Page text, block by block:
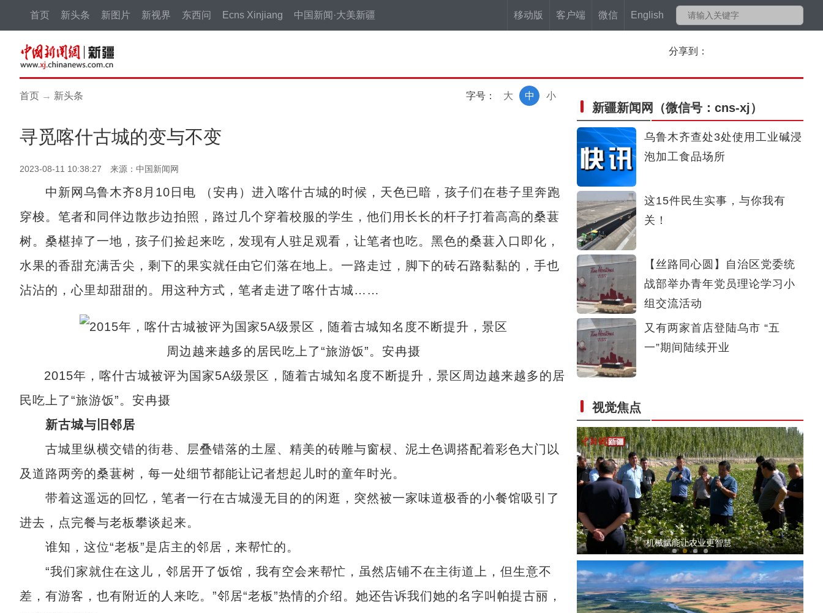
移动版 客户端 微信 English
首页 新头条 新图片 新视界 东西问 Ecns Xinjiang 中国新闻·大美新疆
分享到：
首页 → 新头条 字号： 小
中
大
寻觅喀什古城的变与不变
2023-08-11 10:38:27 来源：中国新闻网
中新网乌鲁木齐8月10日电 （安冉）进入喀什古城的时候，天色已暗，孩子们在巷子里奔跑
穿梭。笔者和同伴边散步边拍照，路过几个穿着校服的学生，他们用长长的杆子打着高高的桑葚
树。桑椹掉了一地，孩子们捡起来吃，发现有人驻足观看，让笔者也吃。黑色的桑葚入口即化，
水果的香甜充满舌尖，剩下的果实就任由它们落在地上。一路走过，脚下的砖石路黏黏的，手也
沾沾的，心里却甜甜的。用这种方式，笔者走进了喀什古城……
2015年，喀什古城被评为国家5A级景区，随着古城知名度不断提升，景区周边越来越多的居
民吃上了“旅游饭”。安冉摄
新古城与旧邻居
古城里纵横交错的街巷、层叠错落的土屋、精美的砖雕与窗棂、泥土色调搭配着彩色大门以
及道路两旁的桑葚树，每一处细节都能让记者想起儿时的童年时光。
带着这遥远的回忆，笔者一行在古城漫无目的的闲逛，突然被一家味道极香的小餐馆吸引了
进去，点完餐与老板攀谈起来。
谁知，这位“老板”是店主的邻居，来帮忙的。
“我们家就住在这儿，邻居开了饭馆，我有空会来帮忙，虽然店铺不在主街道上，但生意不
差，有游客，也有附近的人来吃。”邻居“老板”热情的介绍。她还告诉我们她的名字叫帕提古丽，
新疆新闻网 （微信号：cns-xj）
乌鲁木齐查处3处使用工业碱浸
泡加工食品场所
这15件民生实事，与你我有
关！
【丝路同心圆】自治区党委统
战部举办青年党员理论学习小
组交流活动
又有两家首店登陆乌市 “五
一”期间陆续开业
视觉焦点
新疆阿克苏市：李子丰收 村民“甜蜜”致富
中国出口吉尔吉斯斯坦1000辆客车订单首批通
机械赋能让农业更智慧